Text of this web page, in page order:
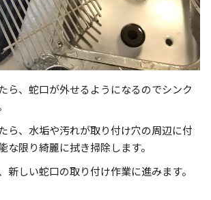
ら、蛇口が外せるようになるのでシンク
ら、水垢や汚れが取り付け穴の周辺に付
な限り綺麗に拭き掃除します。
新しい蛇口の取り付け作業に進みます。